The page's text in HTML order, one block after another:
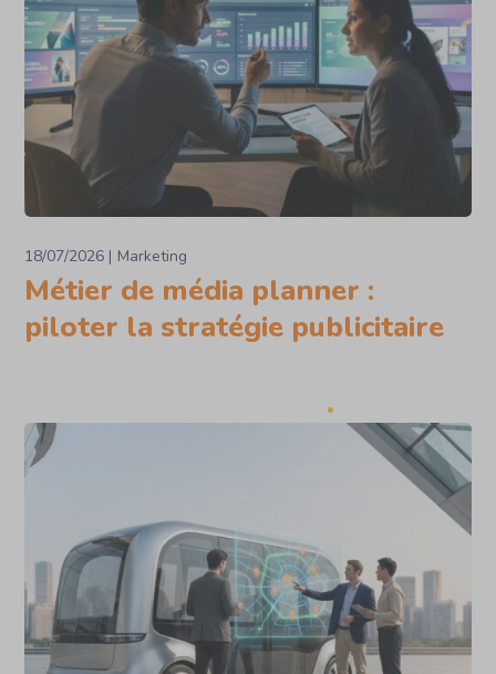
18/07/2026 Marketing
Métier de média planner :
piloter la stratégie publicitaire